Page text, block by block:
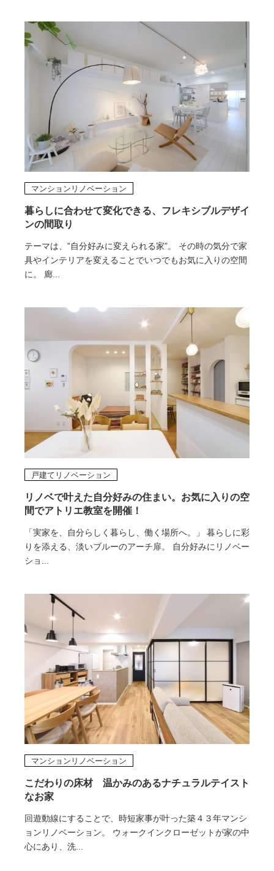
暮らしに合わせて変化できる、フレキシブルデザイ
ンの間取り
テーマは、”自分好みに変えられる家”。 その時の気分で家
具やインテリアを変えることでいつでもお気に入りの空間
に。 廊...
マンションリノベーション
リノベで叶えた自分好みの住まい。お気に入りの空
間でアトリエ教室を開催！
「実家を、自分らしく暮らし、働く場所へ。」 暮らしに彩
りを添える、淡いブルーのアーチ扉。 自分好みにリノベー
ショ...
戸建てリノベーション
こだわりの床材 温かみのあるナチュラルテイスト
なお家
回遊動線にすることで、時短家事が叶った築４３年マンシ
ョンリノベーション。 ウォークインクローゼットが家の中
心にあり、洗...
マンションリノベーション